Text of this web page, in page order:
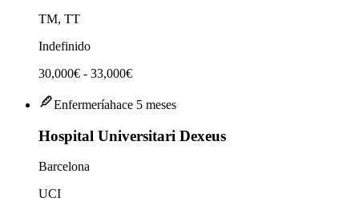
TM, TT
Indefinido
30,000€ - 33,000€
Enfermeríahace 5 meses
Hospital Universitari Dexeus
Barcelona
UCI